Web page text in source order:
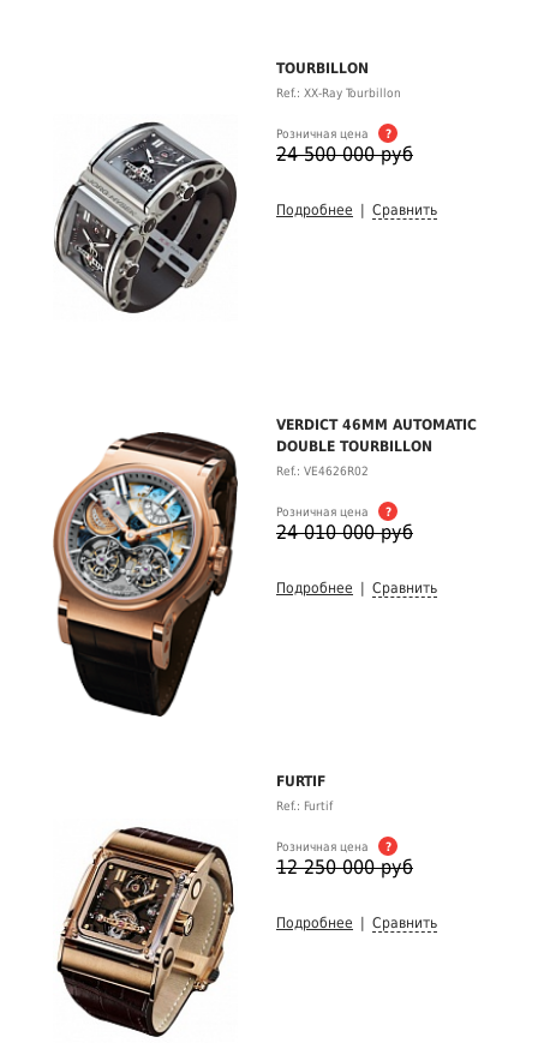
TOURBILLON
Ref.: XX-Ray Tourbillon
Розничная цена ?
24 500 000 руб
Подробнее Сравнить
VERDICT 46MM AUTOMATIC
DOUBLE TOURBILLON
Ref.: VE4626R02
Розничная цена ?
24 010 000 руб
Подробнее Сравнить
FURTIF
Ref.: Furtif
Розничная цена ?
12 250 000 руб
Подробнее Сравнить